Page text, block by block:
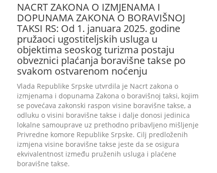
NACRT ZAKONA O IZMJENAMA I
DOPUNAMA ZAKONA O BORAVIŠNOJ
TAKSI RS: Od 1. januara 2025. godine
pružaoci ugostiteljskih usluga u
objektima seoskog turizma postaju
obveznici plaćanja boravišne takse po
svakom ostvarenom noćenju
Vlada Republike Srpske utvrdila je Nacrt zakona o
izmjenama i dopunama Zakona o boravišnoj taksi, kojim
se povećava zakonski raspon visine boravišne takse, a
odluku o visini boravišne takse i dalje donosi jedinica
lokalne samouprave uz prethodno pribavljeno mišljenje
Privredne komore Republike Srpske. Cilj predloženih
izmjena visine boravišne takse jeste da se osigura
ekvivalentnost između pruženih usluga i plaćene
boravišne takse.